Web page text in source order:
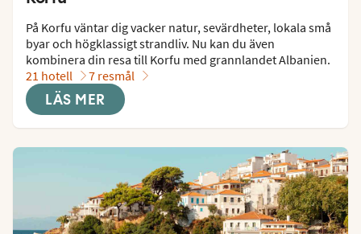
På Korfu väntar dig vacker natur, sevärdheter, lokala små
byar och högklassigt strandliv. Nu kan du även
kombinera din resa till Korfu med grannlandet Albanien.
21 hotell
7 resmål
LÄS MER